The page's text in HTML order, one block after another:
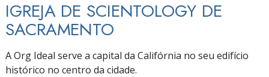
IGREJA DE SCIENTOLOGY DE
SACRAMENTO
A Org Ideal serve a capital da Califórnia no seu edifício
histórico no centro da cidade.